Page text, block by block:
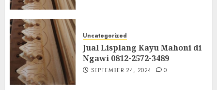
Uncategorized
Jual Lisplang Kayu Mahoni di
Ngawi 0812-2572-3489
SEPTEMBER 24, 2024 0